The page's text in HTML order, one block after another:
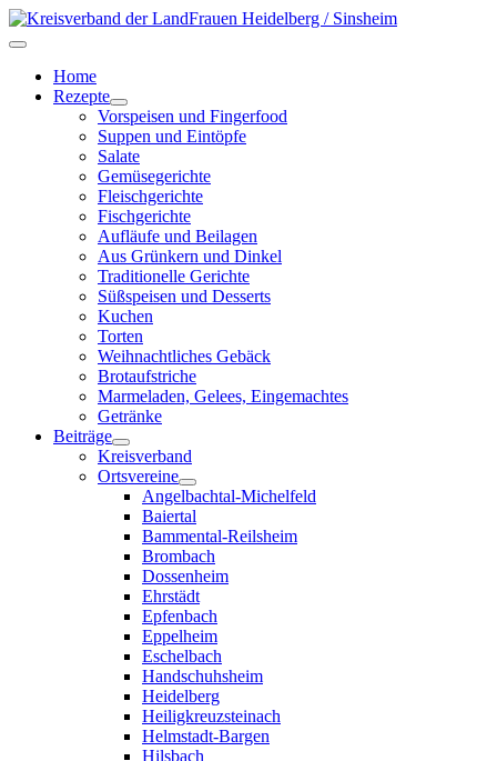
Home
Rezepte
Vorspeisen und Fingerfood
Suppen und Eintöpfe
Salate
Gemüsegerichte
Fleischgerichte
Fischgerichte
Aufläufe und Beilagen
Aus Grünkern und Dinkel
Traditionelle Gerichte
Süßspeisen und Desserts
Kuchen
Torten
Weihnachtliches Gebäck
Brotaufstriche
Marmeladen, Gelees, Eingemachtes
Getränke
Beiträge
Kreisverband
Ortsvereine
Angelbachtal-Michelfeld
Baiertal
Bammental-Reilsheim
Brombach
Dossenheim
Ehrstädt
Epfenbach
Eppelheim
Eschelbach
Handschuhsheim
Heidelberg
Heiligkreuzsteinach
Helmstadt-Bargen
Hilsbach